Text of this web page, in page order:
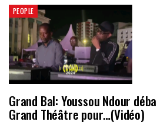
PEOPLE
Grand Bal: Youssou Ndour
Grand Théâtre pour…(Vidéo)